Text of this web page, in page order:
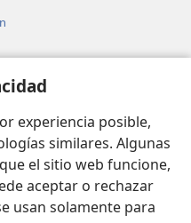
experiencia posible,
similares. Algunas
el sitio web funcione,
aceptar o rechazar
usan solamente para